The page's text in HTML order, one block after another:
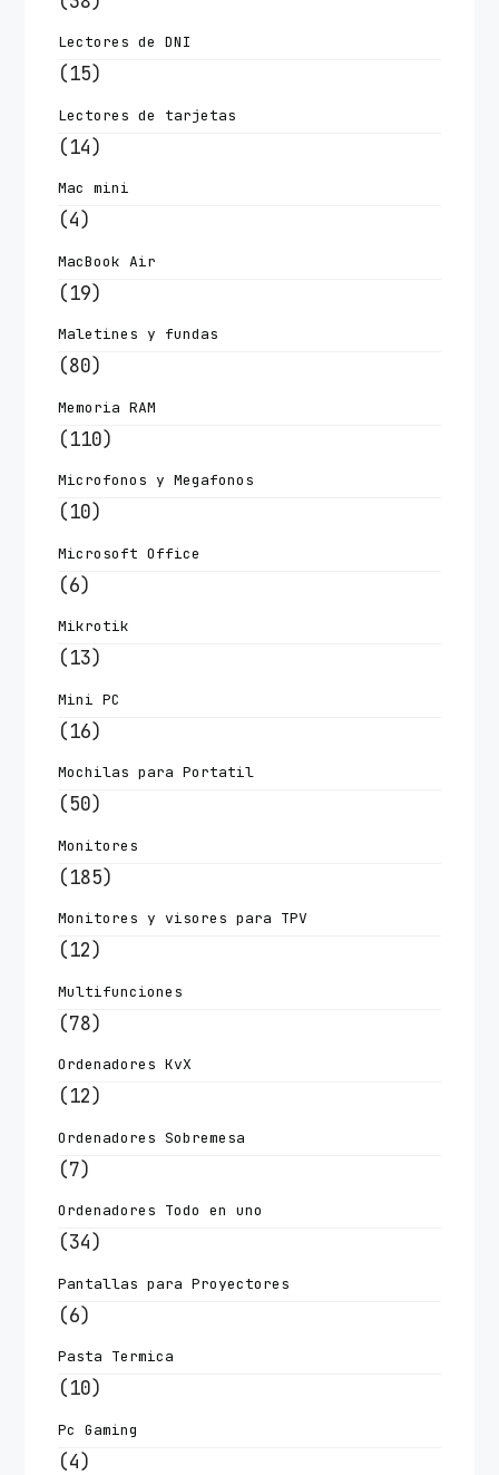
Lectores de DNI
(15)
Lectores de tarjetas
(14)
Mac mini
(4)
MacBook Air
(19)
Maletines y fundas
(80)
Memoria RAM
(110)
Microfonos y Megafonos
(10)
Microsoft Office
(6)
Mikrotik
(13)
Mini PC
(16)
Mochilas para Portatil
(50)
Monitores
(185)
Monitores y visores para TPV
(12)
Multifunciones
(78)
Ordenadores KvX
(12)
Ordenadores Sobremesa
(7)
Ordenadores Todo en uno
(34)
Pantallas para Proyectores
(6)
Pasta Termica
(10)
Pc Gaming
(4)